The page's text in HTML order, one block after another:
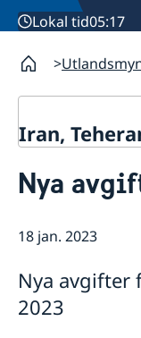
Lokal tid05:17
Iran,
Om oss
Nya
18 jan. 2023
Nya avgifter
2023